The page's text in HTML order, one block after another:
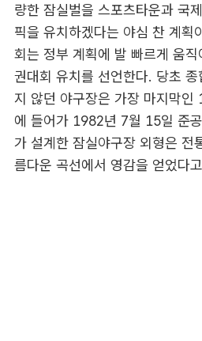
량한 잠실벌을 스포츠타운과 국
픽을 유치하겠다는 야심 찬 계획
회는 정부 계획에 발 빠르게 움
권대회 유치를 선언한다. 당초
지 않던 야구장은 가장 마지막
에 들어가 1982년 7월 15일 준
가 설계한 잠실야구장 외형은 전
름다운 곡선에서 영감을 얻었다